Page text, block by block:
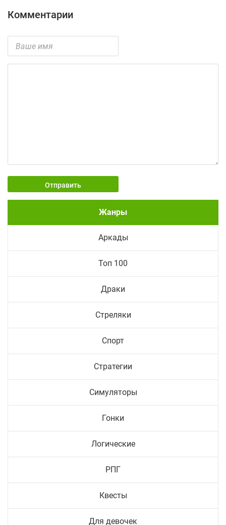
Комментарии
Отправить
Жанры
Аркады
Топ 100
Драки
Стреляки
Спорт
Стратегии
Симуляторы
Гонки
Логические
РПГ
Квесты
Для девочек